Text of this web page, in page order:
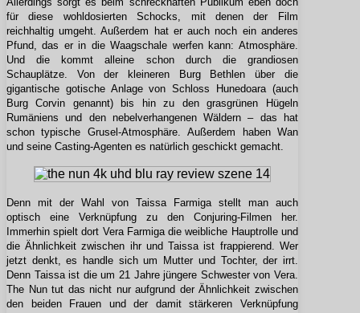
für diese wohldosierten Schocks, mit denen der Film
reichhaltig umgeht. Außerdem hat er auch noch ein anderes
Pfund, das er in die Waagschale werfen kann: Atmosphäre.
Und die kommt alleine schon durch die grandiosen
Schauplätze. Von der kleineren Burg Bethlen über die
gigantische gotische Anlage von Schloss Hunedoara (auch
Burg Corvin genannt) bis hin zu den grasgrünen Hügeln
Rumäniens und den nebelverhangenen Wäldern – das hat
schon typische Grusel-Atmosphäre. Außerdem haben Wan
und seine Casting-Agenten es natürlich geschickt gemacht.
Denn mit der Wahl von Taissa Farmiga stellt man auch
optisch eine Verknüpfung zu den Conjuring-Filmen her.
Immerhin spielt dort Vera Farmiga die weibliche Hauptrolle und
die Ähnlichkeit zwischen ihr und Taissa ist frappierend. Wer
jetzt denkt, es handle sich um Mutter und Tochter, der irrt.
Denn Taissa ist die um 21 Jahre jüngere Schwester von Vera.
The Nun tut das nicht nur aufgrund der Ähnlichkeit zwischen
den beiden Frauen und der damit stärkeren Verknüpfung